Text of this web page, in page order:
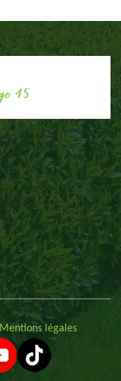
Mentions légales